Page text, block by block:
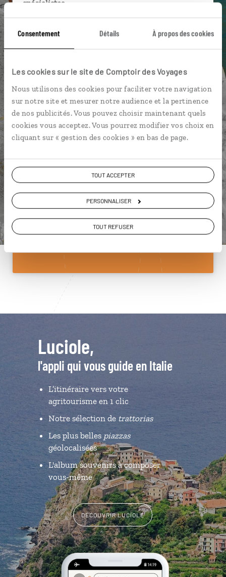
Consentement Détails À propos des cookies
Les cookies sur le site de Comptoir des Voyages
Nous utilisons des cookies pour faciliter votre navigation
sur notre site et mesurer notre audience et la pertinence
de nos publicités. Vous pouvez choisir maintenant quels
cookies vous acceptez. Vous pourrez modifier vos choix en
cliquant sur « gestion des cookies » en bas de page.
TOUT ACCEPTER
PERSONNALISER
TOUT REFUSER
spécialistes
près de vos envies et de la réalité du pays.
connectés en agence, mais aussi par email ou
Vous gardez le même interlocuteur avant,
pendant et après votre voyage.
DEMANDER UN DEVIS
ou
Construisez votre voyage avec un spécialiste Italie
01 85 08 22 97
Luciole,
l'appli qui vous guide en Italie
L’itinéraire vers votre
agritourisme en 1 clic
Notre sélection de trattorias
Les plus belles piazzas
géolocalisées
L'album souvenirs à composer
vous-même
DÉCOUVRIR LUCIOLE